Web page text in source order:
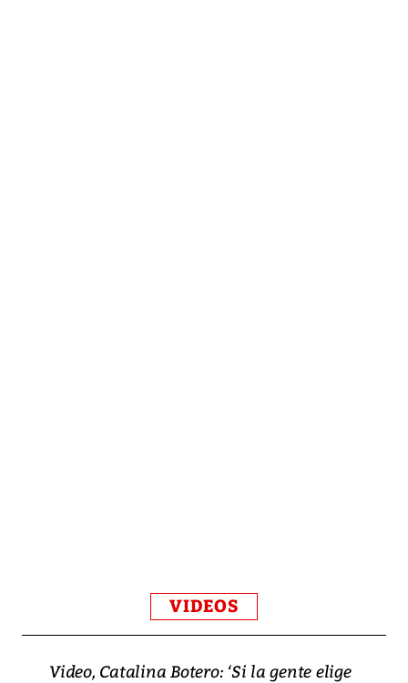
VIDEOS
Video, Catalina Botero: ‘Si la gente elige